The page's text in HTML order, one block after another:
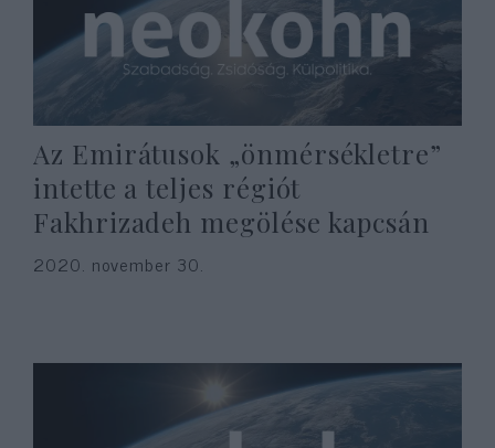
Az Emirátusok „önmérsékletre”
intette a teljes régiót
Fakhrizadeh megölése kapcsán
2020. november 30.